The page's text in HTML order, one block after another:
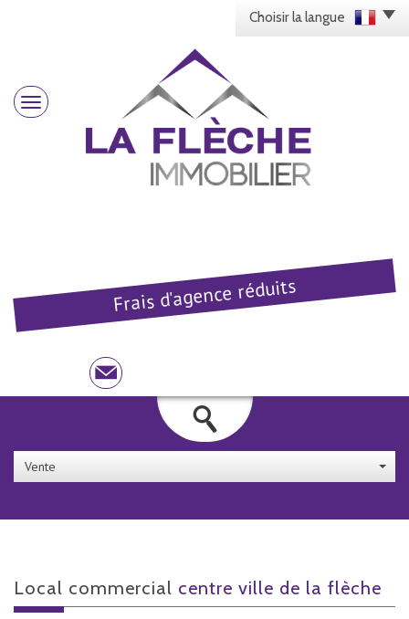
Choisir la langue
Frais d'agence réduits
Vente
local commercial centre ville de la flèche